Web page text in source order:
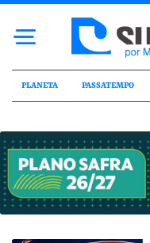
PLANETA PASSATEMPO